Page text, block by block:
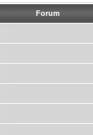
Forum